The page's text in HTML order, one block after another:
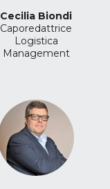
Cecilia Biondi
Caporedattrice
Logistica
Management